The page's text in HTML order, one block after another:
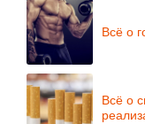
Всё о
Всё о